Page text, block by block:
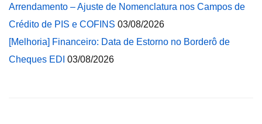
Arrendamento – Ajuste de Nomenclatura nos Campos de
Crédito de PIS e COFINS 03/08/2026
[Melhoria] Financeiro: Data de Estorno no Borderô de
Cheques EDI 03/08/2026